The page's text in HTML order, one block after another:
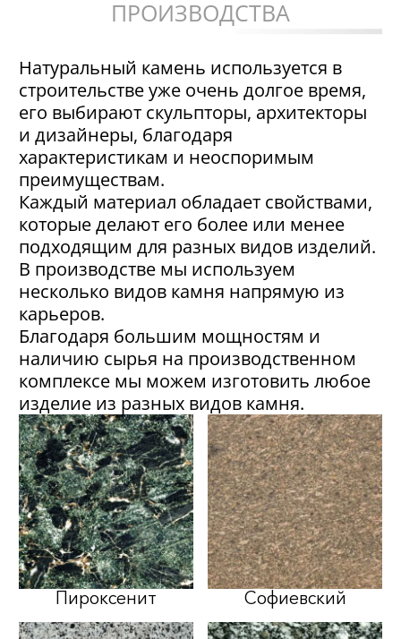
ПРОИЗВОДСТВА
Натуральный камень используется в
строительстве уже очень долгое время,
его выбирают скульпторы, архитекторы
и дизайнеры, благодаря
характеристикам и неоспоримым
преимуществам.
Каждый материал обладает свойствами,
которые делают его более или менее
подходящим для разных видов изделий.
В производстве мы используем
несколько видов камня напрямую из
карьеров.
Благодаря большим мощностям и
наличию сырья на производственном
комплексе мы можем изготовить любое
изделие из разных видов камня.
Пироксенит Софиевский